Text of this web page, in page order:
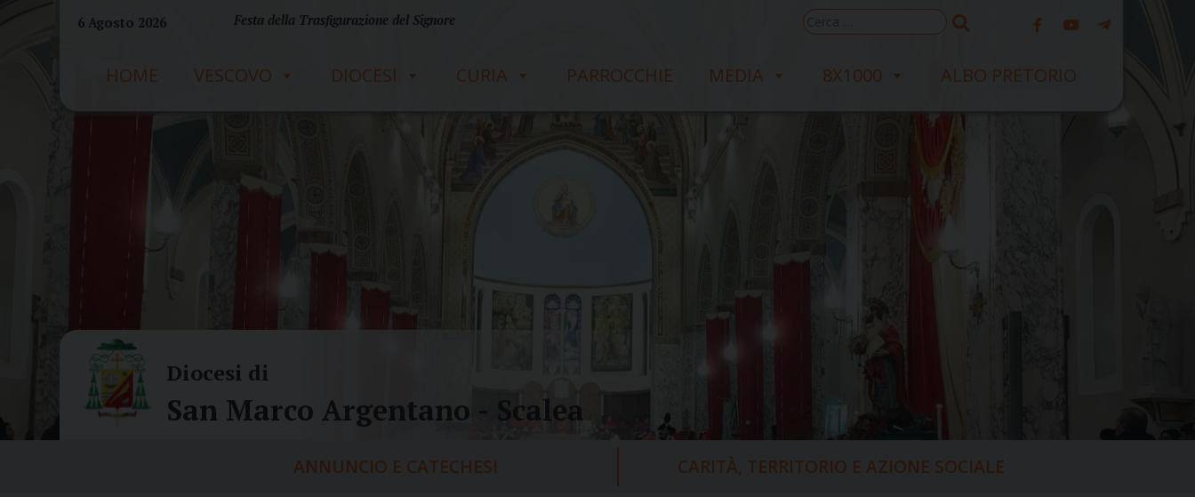
6 Agosto 2026 Festa della Trasfigurazione del Signore
Ricerca
per:
HOME VESCOVO DIOCESI CURIA PARROCCHIE MEDIA 8X1000 ALBO PRETORIO
Diocesi di
San Marco Argentano - Scalea
ANNUNCIO E CATECHESI CARITÀ, TERRITORIO E AZIONE SOCIALE